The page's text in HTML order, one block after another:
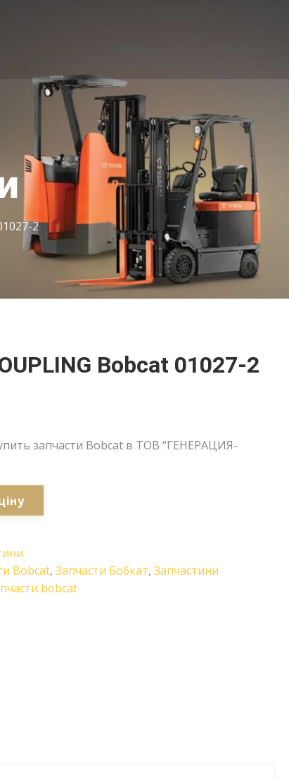
2
Bobcat 01027-2
запчасти Bobcat в ТОВ “ГЕНЕРАЦИЯ-
Bobcat,Запчасти Бобкат,Запчастини
bobcat